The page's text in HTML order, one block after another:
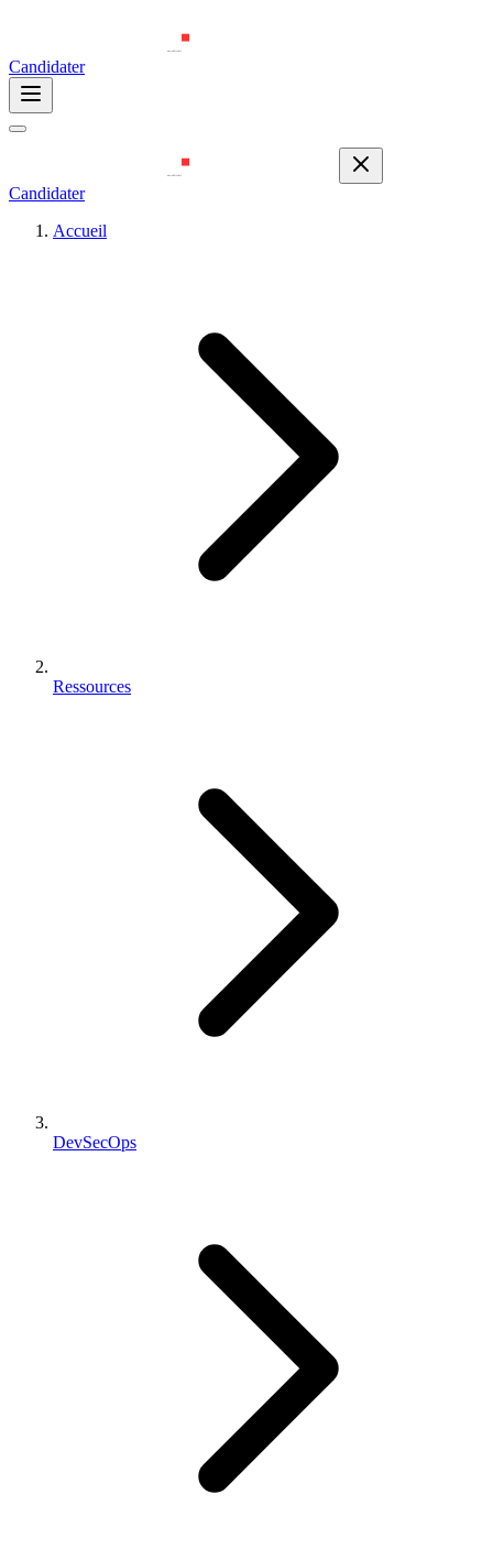
Candidater
Candidater
Accueil
Ressources
DevSecOps